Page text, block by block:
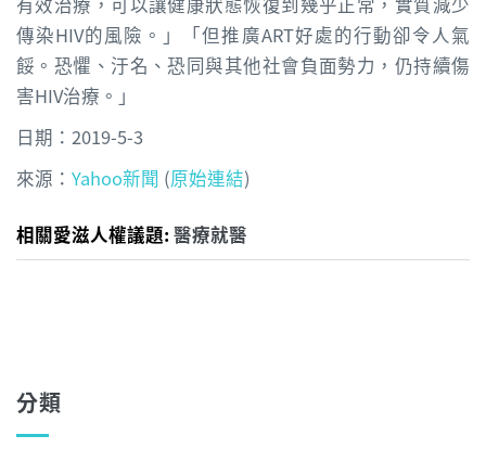
傳染HIV的風險。」「但推廣ART好處的行動卻令人氣
餒。恐懼、汙名、恐同與其他社會負面勢力，仍持續傷
害HIV治療。」
日期：2019-5-3
來源： Yahoo新聞 (原始連結)
相關愛滋人權議題: 醫療就醫
分類